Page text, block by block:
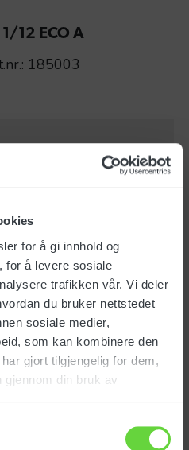
for å gi innhold og
for å levere sosiale
trafikken vår. Vi deler
du bruker nettstedet
sosiale medier,
som kan kombinere den
gjort tilgjengelig for dem,
gjennom din bruk av
1/12 ECO A
185003
1/30 CLEAN P TC SL
132072